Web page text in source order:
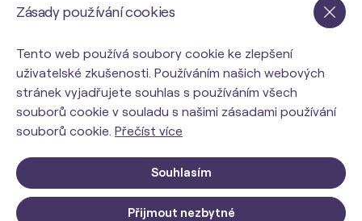
orinbody.cz
Zásady používání cookies
Tento web používá soubory cookie ke zlepšení
uživatelské zkušenosti. Používáním našich webových
stránek vyjadřujete souhlas s používáním všech
souborů cookie v souladu s našimi zásadami používání
souborů cookie. Přečíst více
Souhlasím
Přijmout nezbytné